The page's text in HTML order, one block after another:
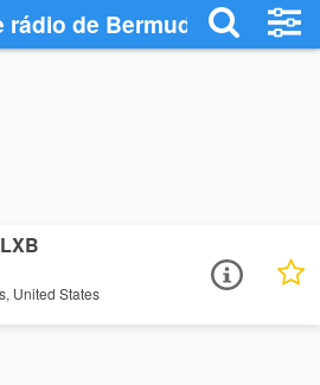
rádio de Bermuda Dunes -
United States